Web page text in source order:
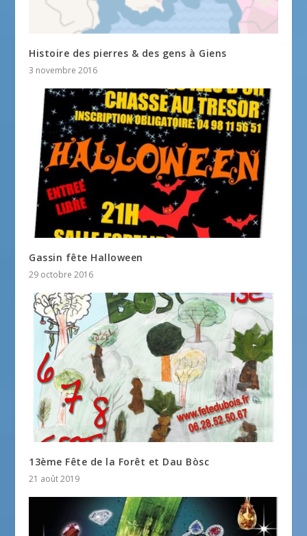
Histoire des pierres & des gens à Giens
3 novembre 2016
Gassin fête Halloween
29 octobre 2016
13ème Fête de la Forêt et Dau Bòsc
21 août 2019